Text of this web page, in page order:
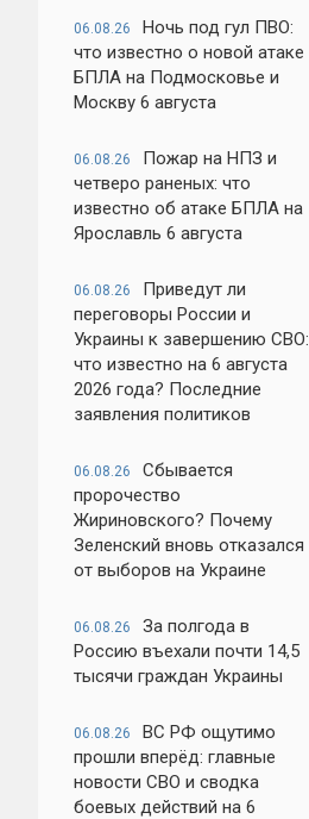
06.08.26
Ночь под гул ПВО:
что известно о новой атаке
БПЛА на Подмосковье и
Москву 6 августа
06.08.26
Пожар на НПЗ и
четверо раненых: что
известно об атаке БПЛА на
Ярославль 6 августа
06.08.26
Приведут ли
переговоры России и
Украины к завершению СВО:
что известно на 6 августа
2026 года? Последние
заявления политиков
06.08.26
Сбывается
пророчество
Жириновского? Почему
Зеленский вновь отказался
от выборов на Украине
06.08.26
За полгода в
Россию въехали почти 14,5
тысячи граждан Украины
06.08.26
ВС РФ ощутимо
прошли вперёд: главные
новости СВО и сводка
боевых действий на 6